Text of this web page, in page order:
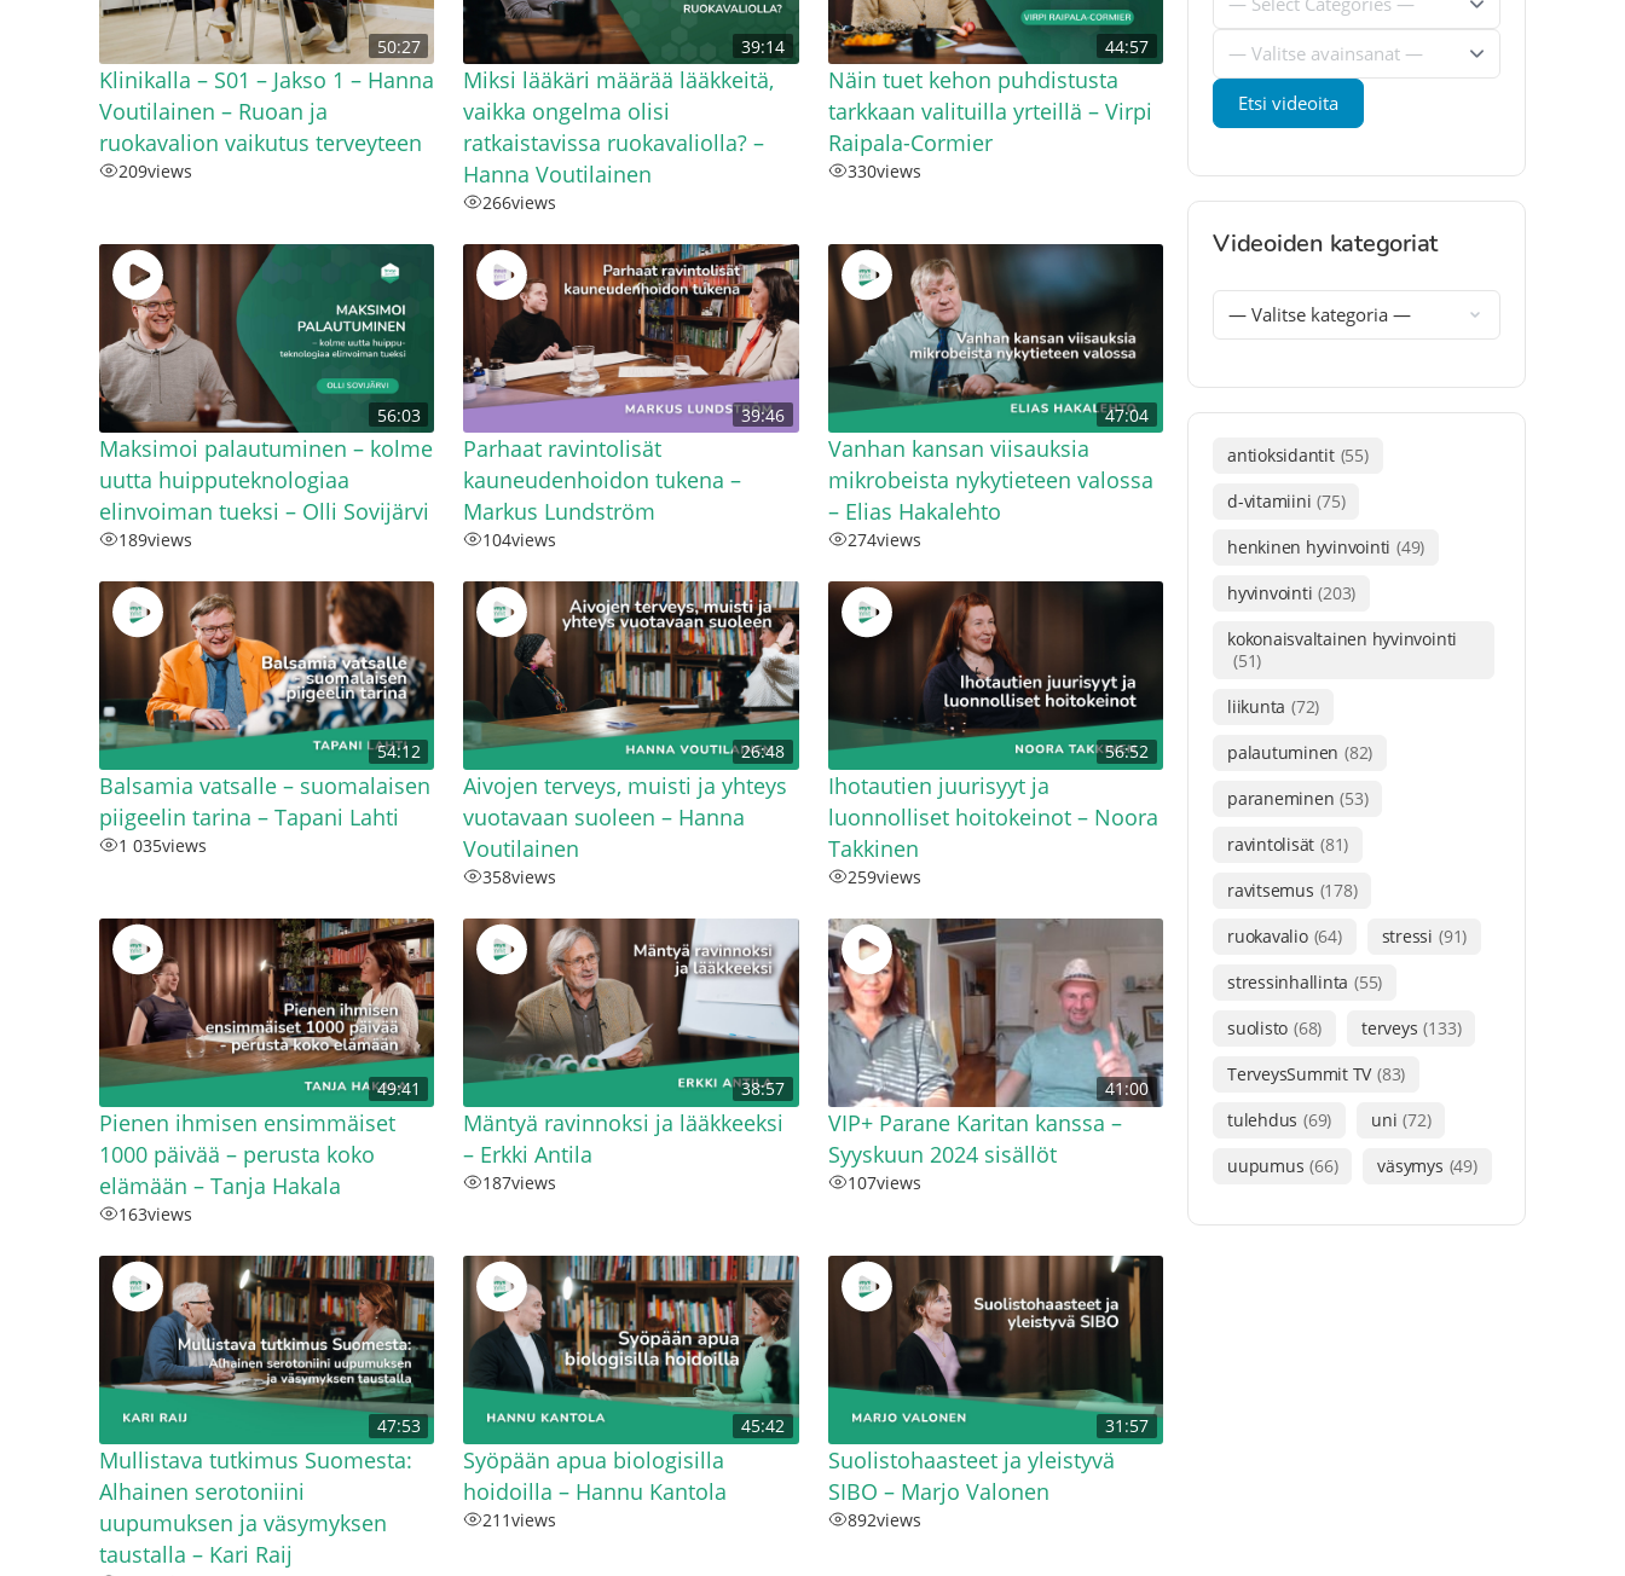
50:27
Klinikalla – S01 – Jakso 1 – Hanna
Voutilainen – Ruoan ja
ruokavalion vaikutus terveyteen
209views
39:14
Miksi lääkäri määrää lääkkeitä,
vaikka ongelma olisi
ratkaistavissa ruokavaliolla? –
Hanna Voutilainen
266views
44:57
Näin tuet kehon puhdistusta
tarkkaan valituilla yrteillä – Virpi
Raipala-Cormier
330views
56:03
Maksimoi palautuminen – kolme
uutta huipputeknologiaa
elinvoiman tueksi – Olli Sovijärvi
189views
39:46
Parhaat ravintolisät
kauneudenhoidon tukena –
Markus Lundström
104views
47:04
Vanhan kansan viisauksia
mikrobeista nykytieteen valossa
– Elias Hakalehto
274views
54:12
Balsamia vatsalle – suomalaisen
piigeelin tarina – Tapani Lahti
1 035views
26:48
Aivojen terveys, muisti ja yhteys
vuotavaan suoleen – Hanna
Voutilainen
358views
56:52
Ihotautien juurisyyt ja
luonnolliset hoitokeinot – Noora
Takkinen
259views
49:41
Pienen ihmisen ensimmäiset
1000 päivää – perusta koko
elämään – Tanja Hakala
163views
38:57
Mäntyä ravinnoksi ja lääkkeeksi
– Erkki Antila
187views
41:00
VIP+ Parane Karitan kanssa –
Syyskuun 2024 sisällöt
107views
47:53
Mullistava tutkimus Suomesta:
Alhainen serotoniini
uupumuksen ja väsymyksen
taustalla – Kari Raij
45:42
Syöpään apua biologisilla
hoidoilla – Hannu Kantola
211views
31:57
Suolistohaasteet ja yleistyvä
SIBO – Marjo Valonen
892views
Videoiden kategoriat
antioksidantit (55)
d-vitamiini (75)
henkinen hyvinvointi (49)
hyvinvointi (203)
kokonaisvaltainen hyvinvointi
(51)
liikunta (72)
palautuminen (82)
paraneminen (53)
ravintolisät (81)
ravitsemus (178)
ruokavalio (64) stressi (91)
stressinhallinta (55)
suolisto (68) terveys (133)
TerveysSummit TV (83)
tulehdus (69) uni (72)
uupumus (66) väsymys (49)